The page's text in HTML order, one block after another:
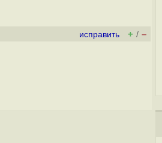
исправить + / –